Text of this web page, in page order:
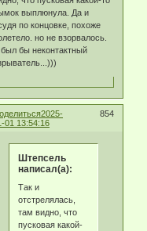
выплюнула. Да и
по концовке, похоже
но не взорвалось.
бы неконтактный
854
2025-
01 13:54:16
Штепсель
написал(а):
Так и
отстрелялась,
там видно, что
пусковая какой-